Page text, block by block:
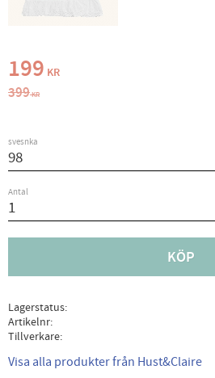
Nedsatt pris:
199 KR
Ordinarie pris:
399KR
svesnka
Antal
KÖP
Lagerstatus
Artikelnr
Tillverkare
Visa alla produkter från Hust&Claire